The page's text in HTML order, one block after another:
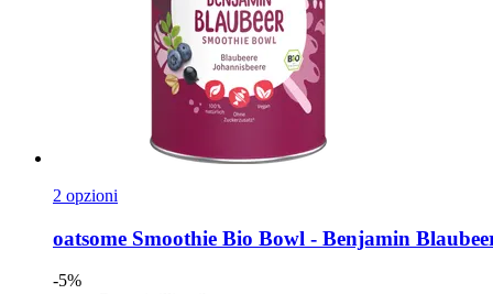
2 opzioni
oatsome Smoothie Bio Bowl -​ Benjamin
-5%